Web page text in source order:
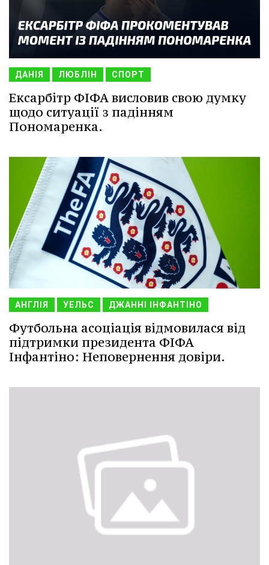
ДАНІЯ ЛЮБЛІН СПОРТ
Ексарбітр ФІФА висловив свою думку
щодо ситуації з падінням
Пономаренка.
АНГЛІЯ УЕЛЬС ДЖАННІ ІНФАНТІНО
Футбольна асоціація відмовилася від
підтримки президента ФІФА
Інфантіно: Неповернення довіри.